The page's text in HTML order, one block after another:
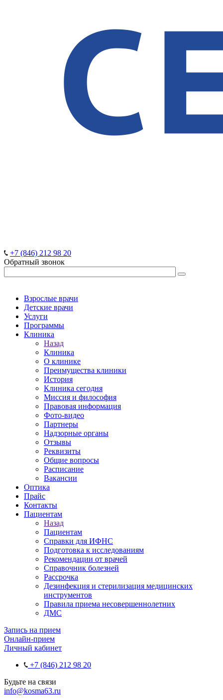
+7 (846) 212 98 20
Обратный звонок
Взрослые врачи
Детские врачи
Услуги
Программы
Клиника
Назад
Клиника
О клинике
Преимущества клиники
История
Клиника сегодня
Миссия и философия
Правовая информация
Фото-видео
Партнеры
Надзорные органы
Отзывы
Реквизиты
Общие вопросы
Расписание
Вакансии
Оптика
Прайс
Контакты
Пациентам
Назад
Пациентам
Справки для ИФНС
Подготовка к исследованиям
Рекомендации от врачей
Справочник болезней
Рассрочка
Дезинфекция и стерилизация медицинских
инструментов
Правила приема несовершеннолетних
ДМС
Запись на прием
Онлайн-прием
Личный кабинет
+7 (846) 212 98 20
Будьте на связи
info@kosma63.ru